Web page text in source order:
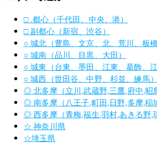
□ .都心（千代田、中央、港）
□ 副都心（新宿、渋谷）
○ 城北（豊島、文京、北、荒川、板橋
○ 城南（品川、目黒、大田）
○ 城東（台東、墨田、江東、葛飾、江
○ 城西（世田谷、中野、杉並、練馬）
◎ 北多摩（立川,武蔵野,三鷹,府中,昭
◎ 南多摩（八王子,町田,日野,多摩,稲
◎ 西多摩（青梅,福生,羽村,あきる野,
☆ 神奈川県
☆埼玉県